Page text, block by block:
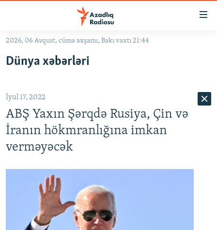
Əsas
qayıt
qayıt
Axtarışa
keç
#İZAHLA
#ƏSLINDƏ
FƏRQƏ BAX
QANUNI DOĞRU
ARAŞDIRMA
MULTIMEDIA
FOTOQALEREYA
İNFOQRAFIKA
RADIO ARXIV
OXU ZALI
AZƏRBAYCAN ƏDƏBIYYATI KITABXANASI
HAQQIMIZDA
MISSIYAMIZ
2026, 06 Avqust, cümə axşamı, Bakı vaxtı 21:44
Dünya xəbərləri
İyul 17, 2022
ABŞ Yaxın Şərqdə Rusiya, Çin və
İranın hökmranlığına imkan
verməyəcək